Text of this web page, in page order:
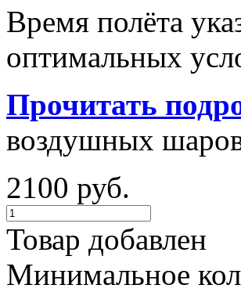
Время полёта
оптимальных
Прочитать
воздушных шаров
2100 руб.
Товар добавлен
Минимальное